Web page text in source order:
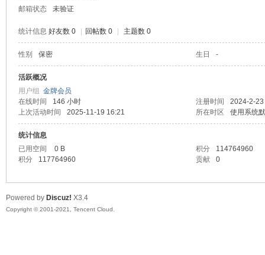
邮箱状态
未验证
统计信息 好友数 0 回帖数 0 主题数 0
性别 保密 生日 -
活跃概况
用户组 金牌会员
在线时间
146 小时 注册时间
2024-2-
上次活动时间
2025-11-19 16:21 所在时区 使用系统
统计信息
已用空间
0 B 积分
114764960
积分
117764960 贡献 0
Powered by Discuz! X3.4
Copyright © 2001-2021, Tencent Cloud.